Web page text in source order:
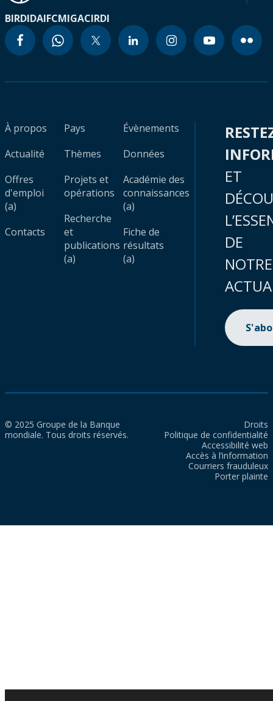
BIRDIDAIFCMIGACIRDI
À propos
Actualité
Offres
d'emploi
(a)
Contacts
Pays
Thèmes
Projets et
opérations
Recherche
et
publications
(a)
Évènements
Données
Académie des
connaissances
(a)
Fiche de
résultats
(a)
ET
DE
NOTRE
© 2025 Groupe de la Banque
mondiale. Tous droits réservés.
Droits
Politique de confidentialité
Accessibilité web
Accès à l’information
Courriers frauduleux
Porter plainte